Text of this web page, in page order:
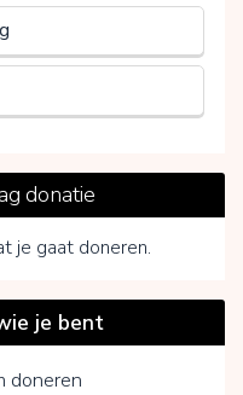
donatie
je gaat doneren.
je bent
doneren